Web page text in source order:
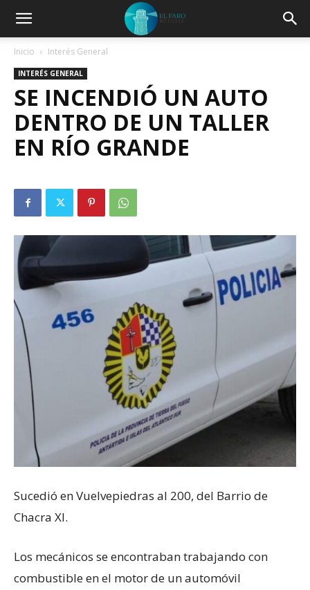
Inicio Interés General
INTERÉS GENERAL
SE INCENDIÓ UN AUTO
DENTRO DE UN TALLER
EN RÍO GRANDE
Sucedió en Vuelvepiedras al 200, del Barrio de
Chacra XI.
Los mecánicos se encontraban trabajando con
combustible en el motor de un automóvil